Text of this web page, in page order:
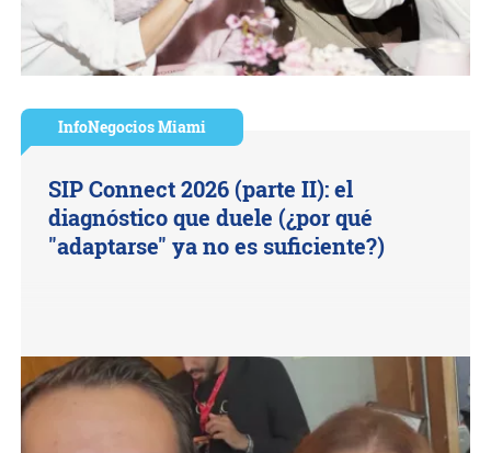
InfoNegocios Miami
SIP Connect 2026 (parte II): el
diagnóstico que duele (¿por qué
"adaptarse" ya no es suficiente?)